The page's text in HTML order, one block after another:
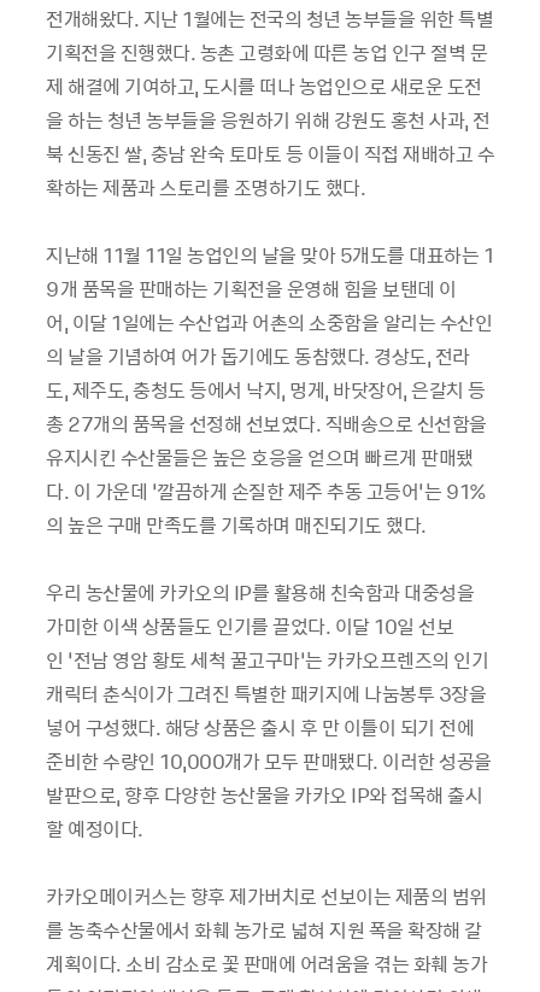
전개해왔다. 지난 1월에는 전국의 청년 농부들을 위한 특별
기획전을 진행했다. 농촌 고령화에 따른 농업 인구 절벽 문
제 해결에 기여하고, 도시를 떠나 농업인으로 새로운 도전
을 하는 청년 농부들을 응원하기 위해 강원도 홍천 사과, 전
북 신동진 쌀, 충남 완숙 토마토 등 이들이 직접 재배하고 수
확하는 제품과 스토리를 조명하기도 했다.
지난해 11월 11일 농업인의 날을 맞아 5개도를 대표하는 1
9개 품목을 판매하는 기획전을 운영해 힘을 보탠데 이
어, 이달 1일에는 수산업과 어촌의 소중함을 알리는 수산인
의 날을 기념하여 어가 돕기에도 동참했다. 경상도, 전라
도, 제주도, 충청도 등에서 낙지, 멍게, 바닷장어, 은갈치 등
총 27개의 품목을 선정해 선보였다. 직배송으로 신선함을
유지시킨 수산물들은 높은 호응을 얻으며 빠르게 판매됐
다. 이 가운데 ‘깔끔하게 손질한 제주 추동 고등어’는 91%
의 높은 구매 만족도를 기록하며 매진되기도 했다.
우리 농산물에 카카오의 IP를 활용해 친숙함과 대중성을
가미한 이색 상품들도 인기를 끌었다. 이달 10일 선보
인 ‘전남 영암 황토 세척 꿀고구마’는 카카오프렌즈의 인기
캐릭터 춘식이가 그려진 특별한 패키지에 나눔봉투 3장을
넣어 구성했다. 해당 상품은 출시 후 만 이틀이 되기 전에
준비한 수량인 10,000개가 모두 판매됐다. 이러한 성공을
발판으로, 향후 다양한 농산물을 카카오 IP와 접목해 출시
할 예정이다.
카카오메이커스는 향후 제가버치로 선보이는 제품의 범위
를 농축수산물에서 화훼 농가로 넓혀 지원 폭을 확장해 갈
계획이다. 소비 감소로 꽃 판매에 어려움을 겪는 화훼 농가